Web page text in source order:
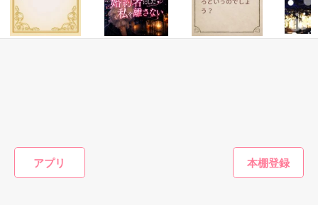
アプリ
なかたぴｻﾝ / wolvesｻﾝ / 桐谷  修ｻﾝ
▼REI ﾁｬﾝ / Preciousｻﾝ / ココ＊ｻﾝ
＊＊＊＊＊＊＊＊＊＊＊＊＊＊
かんたん検索の条件を変える